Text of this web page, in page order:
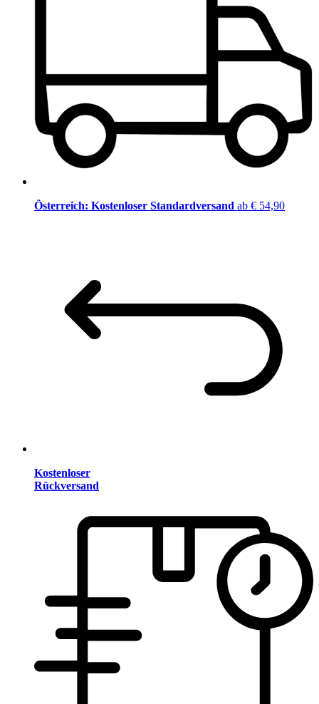
Österreich: Kostenloser Standardversand ab € 54,90
Kostenloser
Rückversand